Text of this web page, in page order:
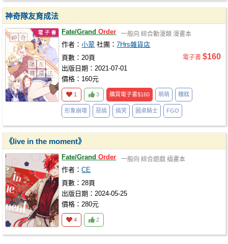
神奇隊友育成法
Fate/GrandOrder 一般向 綜合動漫類 漫畫本
作者：小翠 社團：7Hrs雜貨店
頁數：20頁
出版日期：2021-07-01
價格：160元
電子書 $160
1 3 購買電子書$160 萌萌 糟糕
形象崩壞 惡搞 搞笑 圓桌騎士 FGO
《live in the moment》
Fate/GrandOrder 一般向 綜合遊戲 插畫本
作者：CE
頁數：28頁
出版日期：2024-05-25
價格：280元
4 2